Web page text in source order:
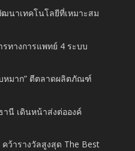
นาเทคโนโลยีที่เหมาะสม
ทางการแพทย์ 4 ระบบ
มาก” ตีตลาดผลิตภัณฑ์
นี เดินหน้าส่งต่อองค์
ว้ารางวัลสูงสุด The Best